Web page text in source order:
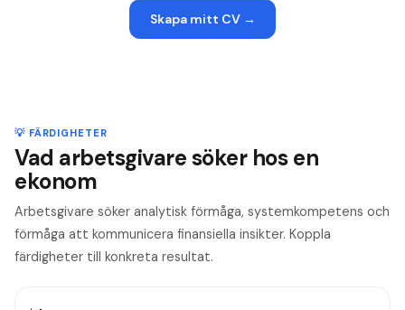
Skapa mitt CV →
💡 FÄRDIGHETER
Vad arbetsgivare söker hos en
ekonom
Arbetsgivare söker analytisk förmåga, systemkompetens och
förmåga att kommunicera finansiella insikter. Koppla
färdigheter till konkreta resultat.